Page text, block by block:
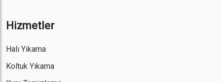
Hizmetler
Halı Yıkama
Koltuk Yıkama